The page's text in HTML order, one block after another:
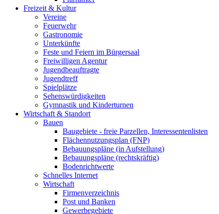
Freizeit & Kultur
Vereine
Feuerwehr
Gastronomie
Unterkünfte
Feste und Feiern im Bürgersaal
Freiwilligen Agentur
Jugendbeauftragte
Jugendtreff
Spielplätze
Sehenswürdigkeiten
Gymnastik und Kinderturnen
Wirtschaft & Standort
Bauen
Baugebiete - freie Parzellen, Interessentenlisten
Flächennutzungsplan (FNP)
Bebauungspläne (in Aufstellung)
Bebauungspläne (rechtskräftig)
Bodenrichtwerte
Schnelles Internet
Wirtschaft
Firmenverzeichnis
Post und Banken
Gewerbegebiete